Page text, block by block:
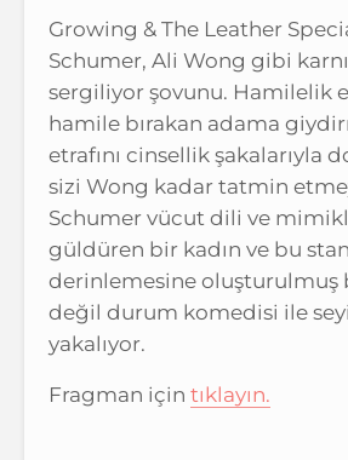
Growing & The Leather
Schumer, Ali Wong gibi
sergiliyor şovunu. Hamilelik
hamile bırakan adama
etrafını cinsellik şakalarıyla
sizi Wong kadar tatmin
Schumer vücut dili ve
güldüren bir kadın ve bu
derinlemesine oluşturulmuş
değil durum komedisi ile
yakalıyor.
Fragman için tıklayın.